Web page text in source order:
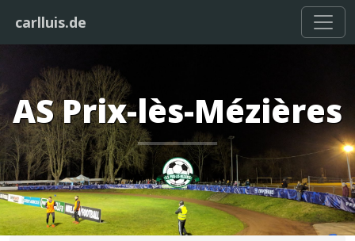
carlluis.de
AS Prix-lès-Mézières